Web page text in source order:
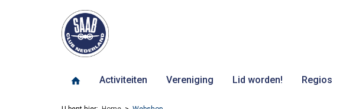
Activiteiten Vereniging Lid worden! Regios